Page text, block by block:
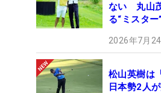
ない 丸山
る“ミスタ
2026年7月
松山英樹は
日本勢2人